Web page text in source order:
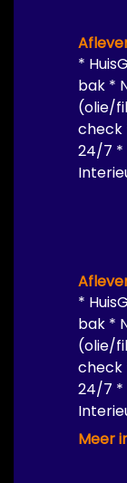
*
bak *
(olie/
check
24/7 *
*
bak *
(olie/
check
24/7 *
Meer